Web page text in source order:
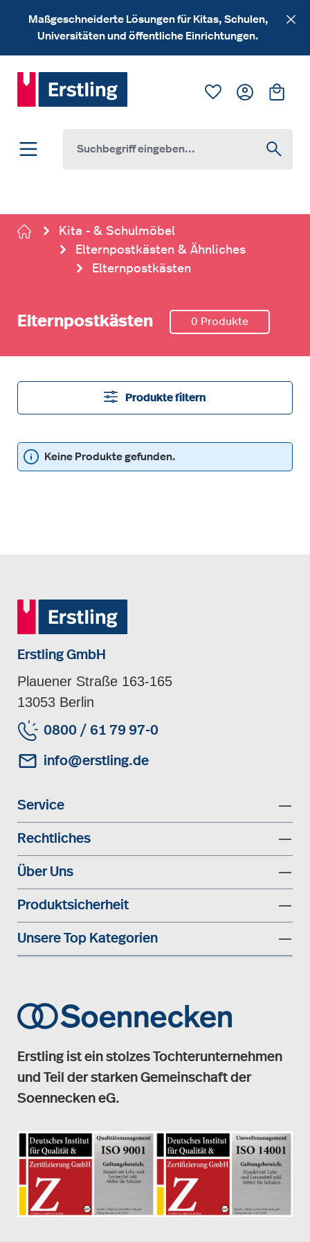
Zum Hauptinhalt springen
Maßgeschneiderte Lösungen für Kitas, Schulen,
Universitäten und öffentliche Einrichtungen.
Du hast 0
Kita - & Schulmöbel
Elternpostkästen & Ähnliches
Elternpostkästen
Elternpostkästen 0 Produkte
Produkte filtern
Keine Produkte gefunden.
Erstling GmbH
Plauener Straße 163-165
13053 Berlin
0800 / 61 79 97-0
info@erstling.de
Service
Rechtliches
Über Uns
Produktsicherheit
Unsere Top Kategorien
Erstling ist ein stolzes Tochterunternehmen
und Teil der starken Gemeinschaft der
Soennecken eG.